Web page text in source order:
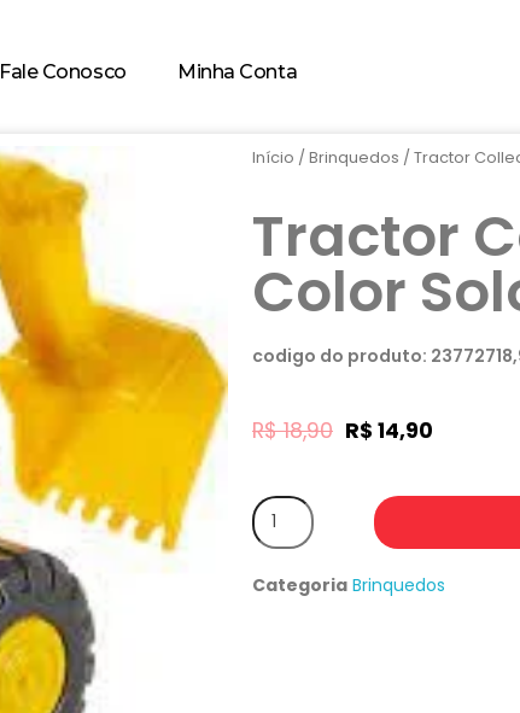
Fale Conosco Minha Conta
Início / Brinquedos / Tractor
Tractor
Color
codigo do produto:
R$18,90 R$ 14,90
Categoria Brinquedos